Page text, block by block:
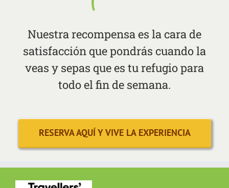
Nuestra recompensa es la cara de
satisfacción que pondrás cuando la
veas y sepas que es tu refugio para
todo el fin de semana.
RESERVA AQUÍ Y VIVE LA EXPERIENCIA